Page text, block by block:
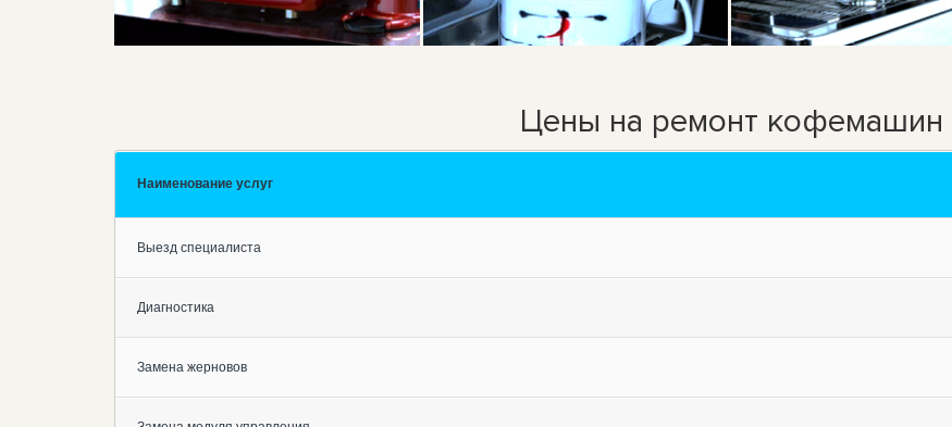
Цены на ремонт кофемашин
Наименование услуг
Выезд специалиста
Диагностика
Замена жерновов